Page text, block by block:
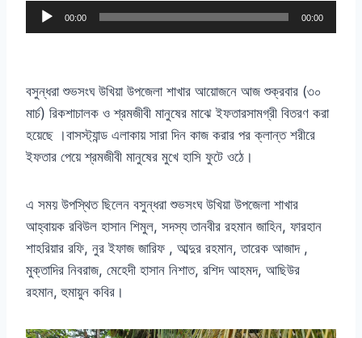
u
o
P
l
a
e
r
00:00 00:00
বসুন্ধরা শুভসংঘ উখিয়া উপজেলা শাখার আয়োজনে আজ শুক্রবার (৩০
মার্চ) রিকশাচালক ও শ্রমজীবী মানুষের মাঝে ইফতারসামগ্রী বিতরণ করা
হয়েছে ।বাসস্ট্যান্ড এলাকায় সারা দিন কাজ করার পর ক্লান্ত শরীরে
ইফতার পেয়ে শ্রমজীবী মানুষের মুখে হাসি ফুটে ওঠে।
এ সময় উপস্থিত ছিলেন বসুন্ধরা শুভসংঘ উখিয়া উপজেলা শাখার
আহ্বায়ক রবিউল হাসান শিমুল, সদস্য তানবীর রহমান জাহিন, ফারহান
শাহরিয়ার রফি, নুর ইফাজ জারিফ , আব্দুর রহমান,তারেক আজাদ,
মুক্তাদির নিবরাজ, মেহেদী হাসান নিশাত, রশিদ আহমদ, আছিউর
রহমান,হুমায়ুন কবির।